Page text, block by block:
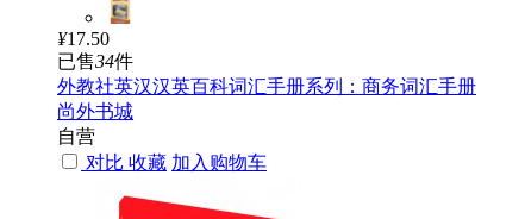
¥17.50
已售34件
外教社英汉汉英百科词汇手册系列：商务词汇手册
尚外书城
自营
对比 收藏 加入购物车